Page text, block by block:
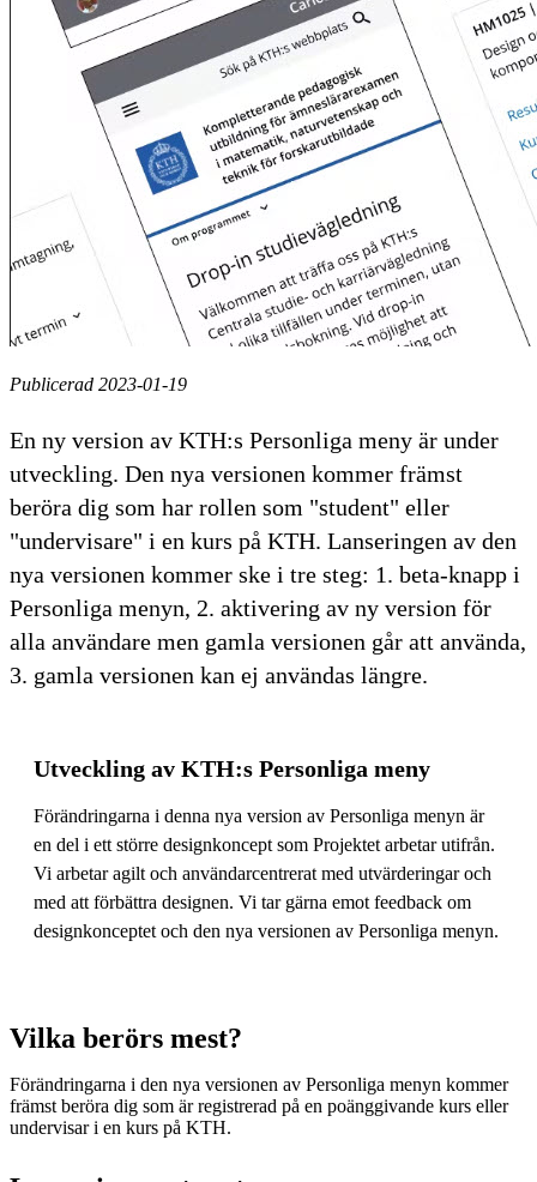
Publicerad 2023-01-19
En ny version av KTH:s Personliga meny är under
utveckling. Den nya versionen kommer främst
beröra dig som har rollen som "student" eller
"undervisare" i en kurs på KTH. Lanseringen av den
nya versionen kommer ske i tre steg: 1. beta-knapp i
Personliga menyn, 2. aktivering av ny version för
alla användare men gamla versionen går att använda,
3. gamla versionen kan ej användas längre.
Utveckling av KTH:s Personliga meny
Förändringarna i denna nya version av Personliga menyn är
en del i ett större designkoncept som Projektet arbetar utifrån.
Vi arbetar agilt och användarcentrerat med utvärderingar och
med att förbättra designen. Vi tar gärna emot feedback om
designkonceptet och den nya versionen av Personliga menyn.
Vilka berörs mest?
Förändringarna i den nya versionen av Personliga menyn kommer
främst beröra dig som är registrerad på en poänggivande kurs eller
undervisar i en kurs på KTH.